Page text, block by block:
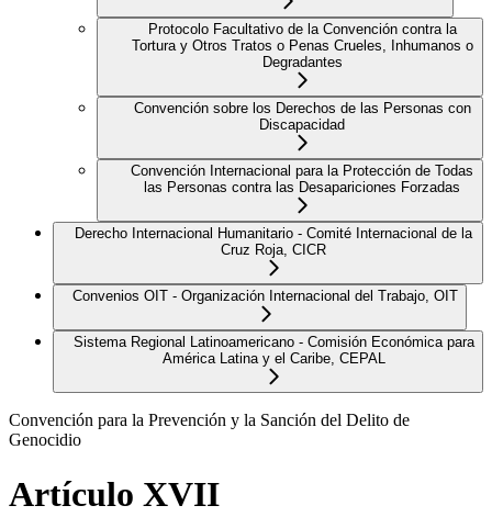
Protocolo Facultativo de la Convención contra la
Tortura y Otros Tratos o Penas Crueles, Inhumanos o
Degradantes
Convención sobre los Derechos de las Personas con
Discapacidad
Convención Internacional para la Protección de Todas
las Personas contra las Desapariciones Forzadas
Derecho Internacional Humanitario - Comité Internacional de la
Cruz Roja, CICR
Convenios OIT - Organización Internacional del Trabajo, OIT
Sistema Regional Latinoamericano - Comisión Económica para
América Latina y el Caribe, CEPAL
Convención para la Prevención y la Sanción del Delito de
Genocidio
Artículo XVII